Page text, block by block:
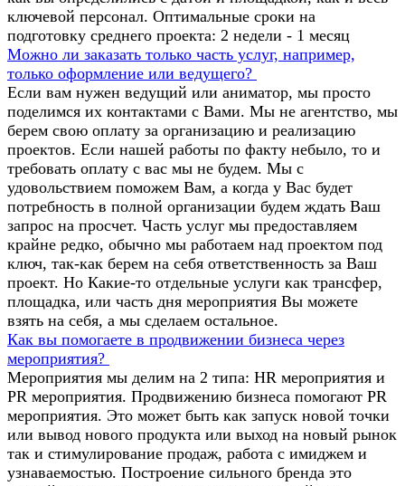
ключевой персонал. Оптимальные сроки на
подготовку среднего проекта: 2 недели - 1 месяц
Можно ли заказать только часть услуг, например,
только оформление или ведущего?
Если вам нужен ведущий или аниматор, мы просто
поделимся их контактами с Вами. Мы не агентство, мы
берем свою оплату за организацию и реализацию
проектов. Если нашей работы по факту небыло, то и
требовать оплату с вас мы не будем. Мы с
удовольствием поможем Вам, а когда у Вас будет
потребность в полной организации будем ждать Ваш
запрос на просчет. Часть услуг мы предоставляем
крайне редко, обычно мы работаем над проектом под
ключ, так-как берем на себя ответственность за Ваш
проект. Но Какие-то отдельные услуги как трансфер,
площадка, или часть дня мероприятия Вы можете
взять на себя, а мы сделаем остальное.
Как вы помогаете в продвижении бизнеса через
мероприятия?
Мероприятия мы делим на 2 типа: HR мероприятия и
PR мероприятия. Продвижению бизнеса помогают PR
мероприятия. Это может быть как запуск новой точки
или вывод нового продукта или выход на новый рынок
так и стимулирование продаж, работа с имиджем и
узнаваемостью. Построение сильного бренда это